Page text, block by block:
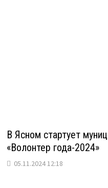
В Ясном стартует
«Волонтер года-2024»
05.11.2024 12:18